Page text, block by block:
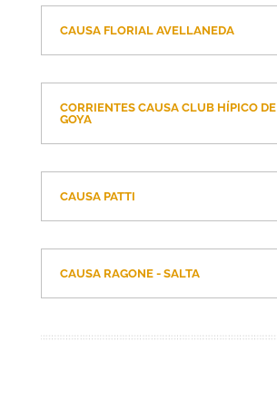
CAUSA FLORIAL AVELLANEDA
CORRIENTES CAUSA CLUB HÍPICO DE
GOYA
CAUSA PATTI
CAUSA RAGONE - SALTA